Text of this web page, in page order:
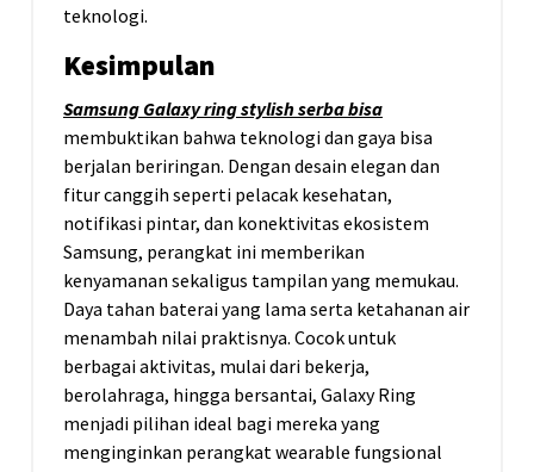
teknologi.
Kesimpulan
Samsung Galaxy ring stylish serba bisa
membuktikan bahwa teknologi dan gaya bisa
berjalan beriringan. Dengan desain elegan dan
fitur canggih seperti pelacak kesehatan,
notifikasi pintar, dan konektivitas ekosistem
Samsung, perangkat ini memberikan
kenyamanan sekaligus tampilan yang memukau.
Daya tahan baterai yang lama serta ketahanan air
menambah nilai praktisnya. Cocok untuk
berbagai aktivitas, mulai dari bekerja,
berolahraga, hingga bersantai, Galaxy Ring
menjadi pilihan ideal bagi mereka yang
menginginkan perangkat wearable fungsional